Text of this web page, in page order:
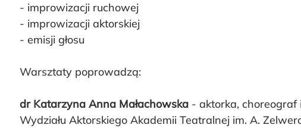
- improwizacji ruchowej
- improwizacji aktorskiej
- emisji głosu
Warsztaty poprowadzą:
dr Katarzyna Anna Małachowska - aktorka,
Wydziału Aktorskiego Akademii Teatralnej im. A.